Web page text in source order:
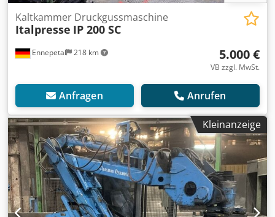
Ennepetal 218 km
Kaltkammer Druckgussmaschine
Italpresse IP 200 SC
5.000 €
VB zzgl. MwSt.
Anfragen Anrufen
Kleinanzeige